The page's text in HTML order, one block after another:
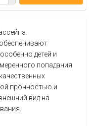
детей и
попадания
прочностью и
вид на